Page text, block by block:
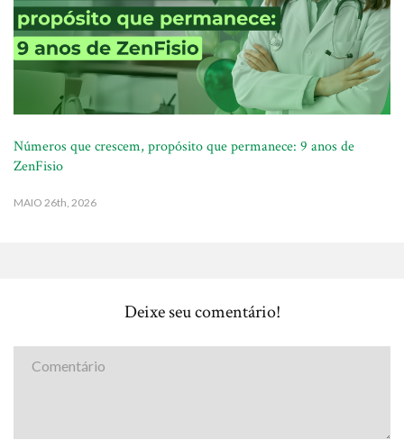
Números que crescem, propósito que permanece: 9 anos de
ZenFisio
MAIO 26th, 2026
Deixe seu comentário!